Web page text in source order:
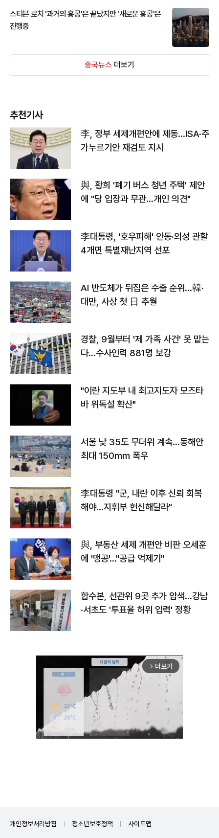
스티븐 로치 '과거의 홍콩'은 끝났지만 '새로운 홍콩'은
진행중
중국뉴스 더보기
추천기사
李, 정부 세제개편안에 제동…ISA·주
가누르기안 재검토 지시
與, 황희 '폐기 버스 청년 주택' 제안
에 "당 입장과 무관…개인 의견"
李대통령, '호우피해' 안동·의성 관할
4개면 특별재난지역 선포
AI 반도체가 뒤집은 수출 순위…韓·
대만, 사상 첫 日 추월
경찰, 9월부터 '제 가족 사건' 못 맡는
다…수사인력 881명 보강
"이란 지도부 내 최고지도자 모즈타
바 위독설 확산"
서울 낮 35도 무더위 계속…동해안
최대 150㎜ 폭우
李대통령 "군, 내란 이후 신뢰 회복
해야…지휘부 헌신해달라"
與, 부동산 세제 개편안 비판 오세훈
에 '맹공'…"공급 억제기"
합수본, 선관위 9곳 추가 압색…강남
·서초도 '투표율 허위 입력' 정황
arrow_forward_ios 더보기
개인정보처리방침 청소년보호정책 사이트맵